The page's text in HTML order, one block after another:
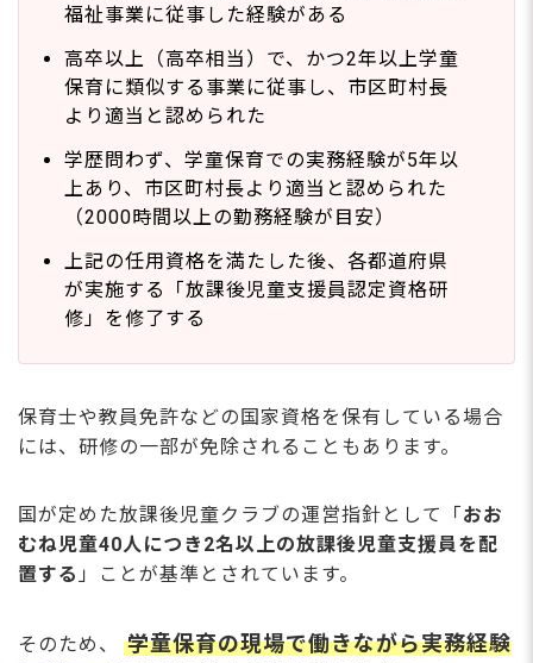
福祉事業に従事した経験がある
高卒以上（高卒相当）で、かつ2年以上学童
保育に類似する事業に従事し、市区町村長
より適当と認められた
学歴問わず、学童保育での実務経験が5年以
上あり、市区町村長より適当と認められた
（2000時間以上の勤務経験が目安）
上記の任用資格を満たした後、各都道府県
が実施する「放課後児童支援員認定資格研
修」を修了する
保育士や教員免許などの国家資格を保有している場合
には、研修の一部が免除されることもあります。
国が定めた放課後児童クラブの運営指針として「 おお
むね児童40人につき2名以上の放課後児童支援員を配
置する 」ことが基準とされています。
そのため、
学童保育の現場で働きながら実務経験